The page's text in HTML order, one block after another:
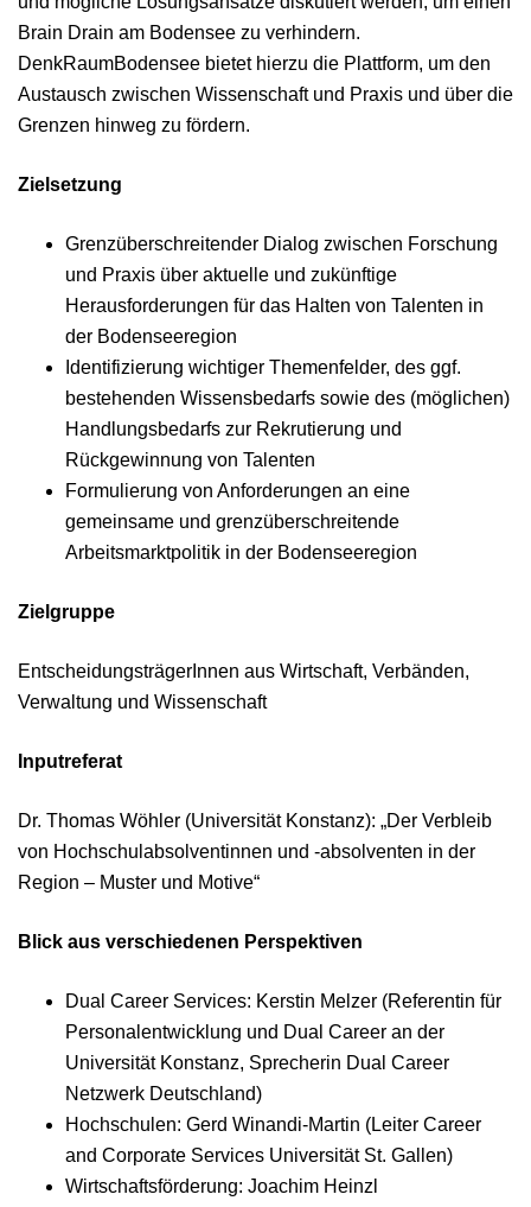
Brain Drain am Bodensee zu verhindern.
DenkRaumBodensee bietet hierzu die Plattform, um den
Austausch zwischen Wissenschaft und Praxis und über die
Grenzen hinweg zu fördern.
Zielsetzung
Grenzüberschreitender Dialog zwischen Forschung
und Praxis über aktuelle und zukünftige
Herausforderungen für das Halten von Talenten in
der Bodenseeregion
Identifizierung wichtiger Themenfelder, des ggf.
bestehenden Wissensbedarfs sowie des (möglichen)
Handlungsbedarfs zur Rekrutierung und
Rückgewinnung von Talenten
Formulierung von Anforderungen an eine
gemeinsame und grenzüberschreitende
Arbeitsmarktpolitik in der Bodenseeregion
Zielgruppe
EntscheidungsträgerInnen aus Wirtschaft, Verbänden,
Verwaltung und Wissenschaft
Inputreferat
Dr. Thomas Wöhler (Universität Konstanz): „Der Verbleib
von Hochschulabsolventinnen und -absolventen in der
Region – Muster und Motive“
Blick aus verschiedenen Perspektiven
Dual Career Services: Kerstin Melzer (Referentin für
Personalentwicklung und Dual Career an der
Universität Konstanz, Sprecherin Dual Career
Netzwerk Deutschland)
Hochschulen: Gerd Winandi-Martin (Leiter Career
and Corporate Services Universität St. Gallen)
Wirtschaftsförderung: Joachim Heinzl